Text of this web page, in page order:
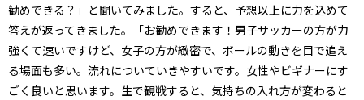
勧めできる？」と聞いてみました。すると、予想以上に力を込めて
答えが返ってきました。「お勧めできます！男子サッカーの方が力
強くて速いですけど、女子の方が緻密で、ボールの動きを目で追え
る場面も多い。流れについていきやすいです。女性やビギナーにす
ごく良いと思います。生で観戦すると、気持ちの入れ方が変わると